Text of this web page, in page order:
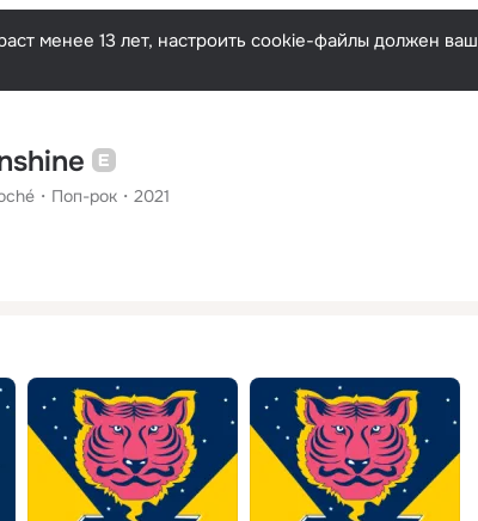
Русский
менее 13 лет, настроить cookie-файлы должен ваш
Поп-рок 2021